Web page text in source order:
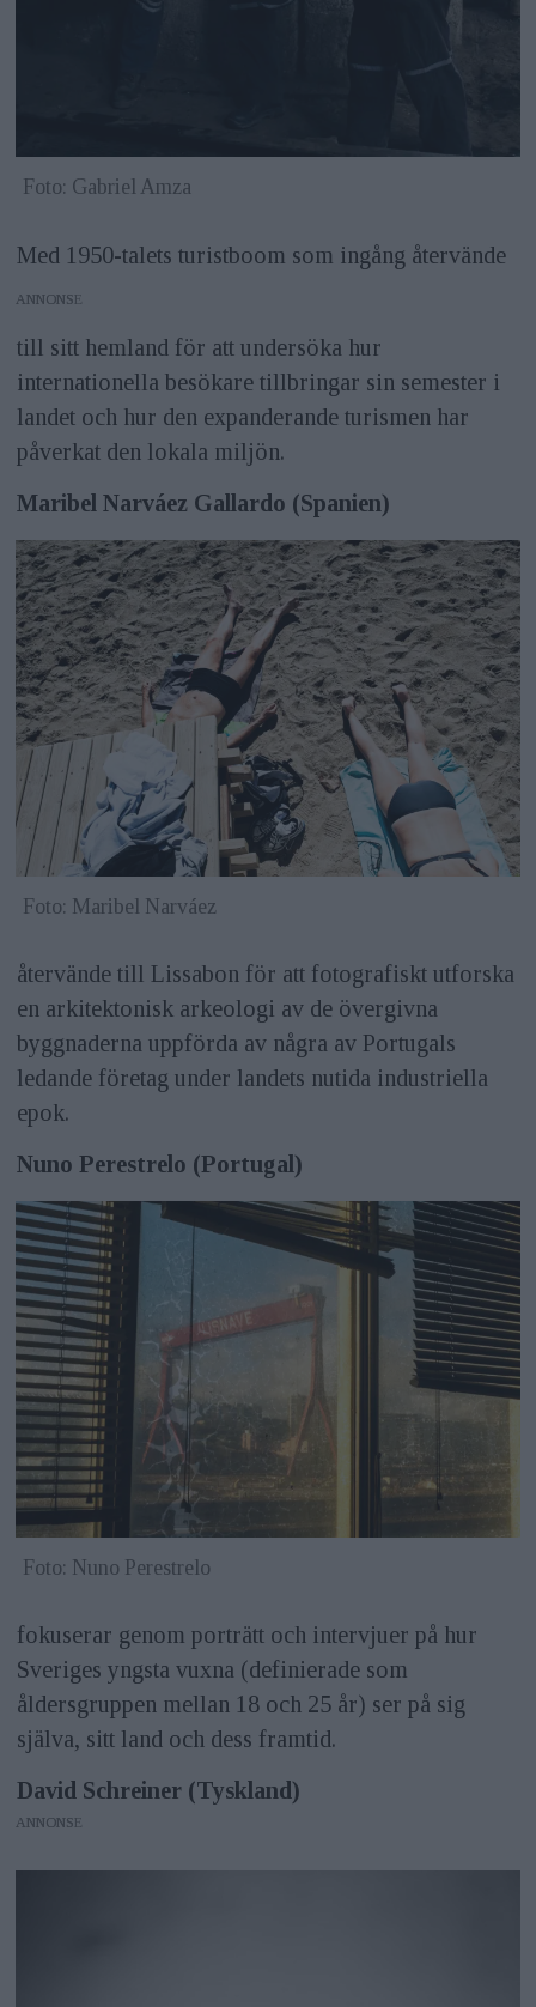
Foto: Gabriel Amza
Med 1950-talets turistboom som ingång återvände
ANNONS
till sitt hemland för att undersöka hur
internationella besökare tillbringar sin semester i
landet och hur den expanderande turismen har
påverkat den lokala miljön.
Maribel Narváez Gallardo (Spanien)
Foto: Maribel Narváez
återvände till Lissabon för att fotografiskt utforska
en arkitektonisk arkeologi av de övergivna
byggnaderna uppförda av några av Portugals
ledande företag under landets nutida industriella
epok.
Nuno Perestrelo (Portugal)
Foto: Nuno Perestrelo
fokuserar genom porträtt och intervjuer på hur
Sveriges yngsta vuxna (definierade som
åldersgruppen mellan 18 och 25 år) ser på sig
själva, sitt land och dess framtid.
David Schreiner (Tyskland)
ANNONS